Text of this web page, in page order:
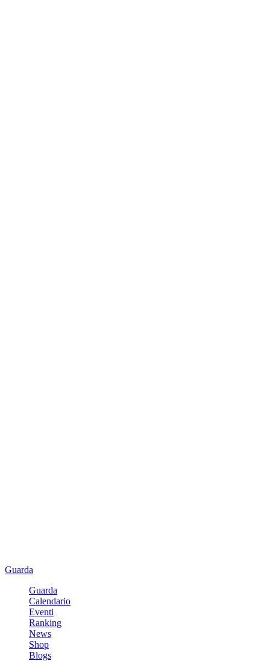
Guarda
Guarda
Calendario
Eventi
Ranking
News
Shop
Blogs